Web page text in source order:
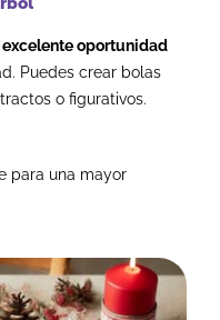
excelente oportunidad
Puedes crear bolas
o figurativos.
para una mayor